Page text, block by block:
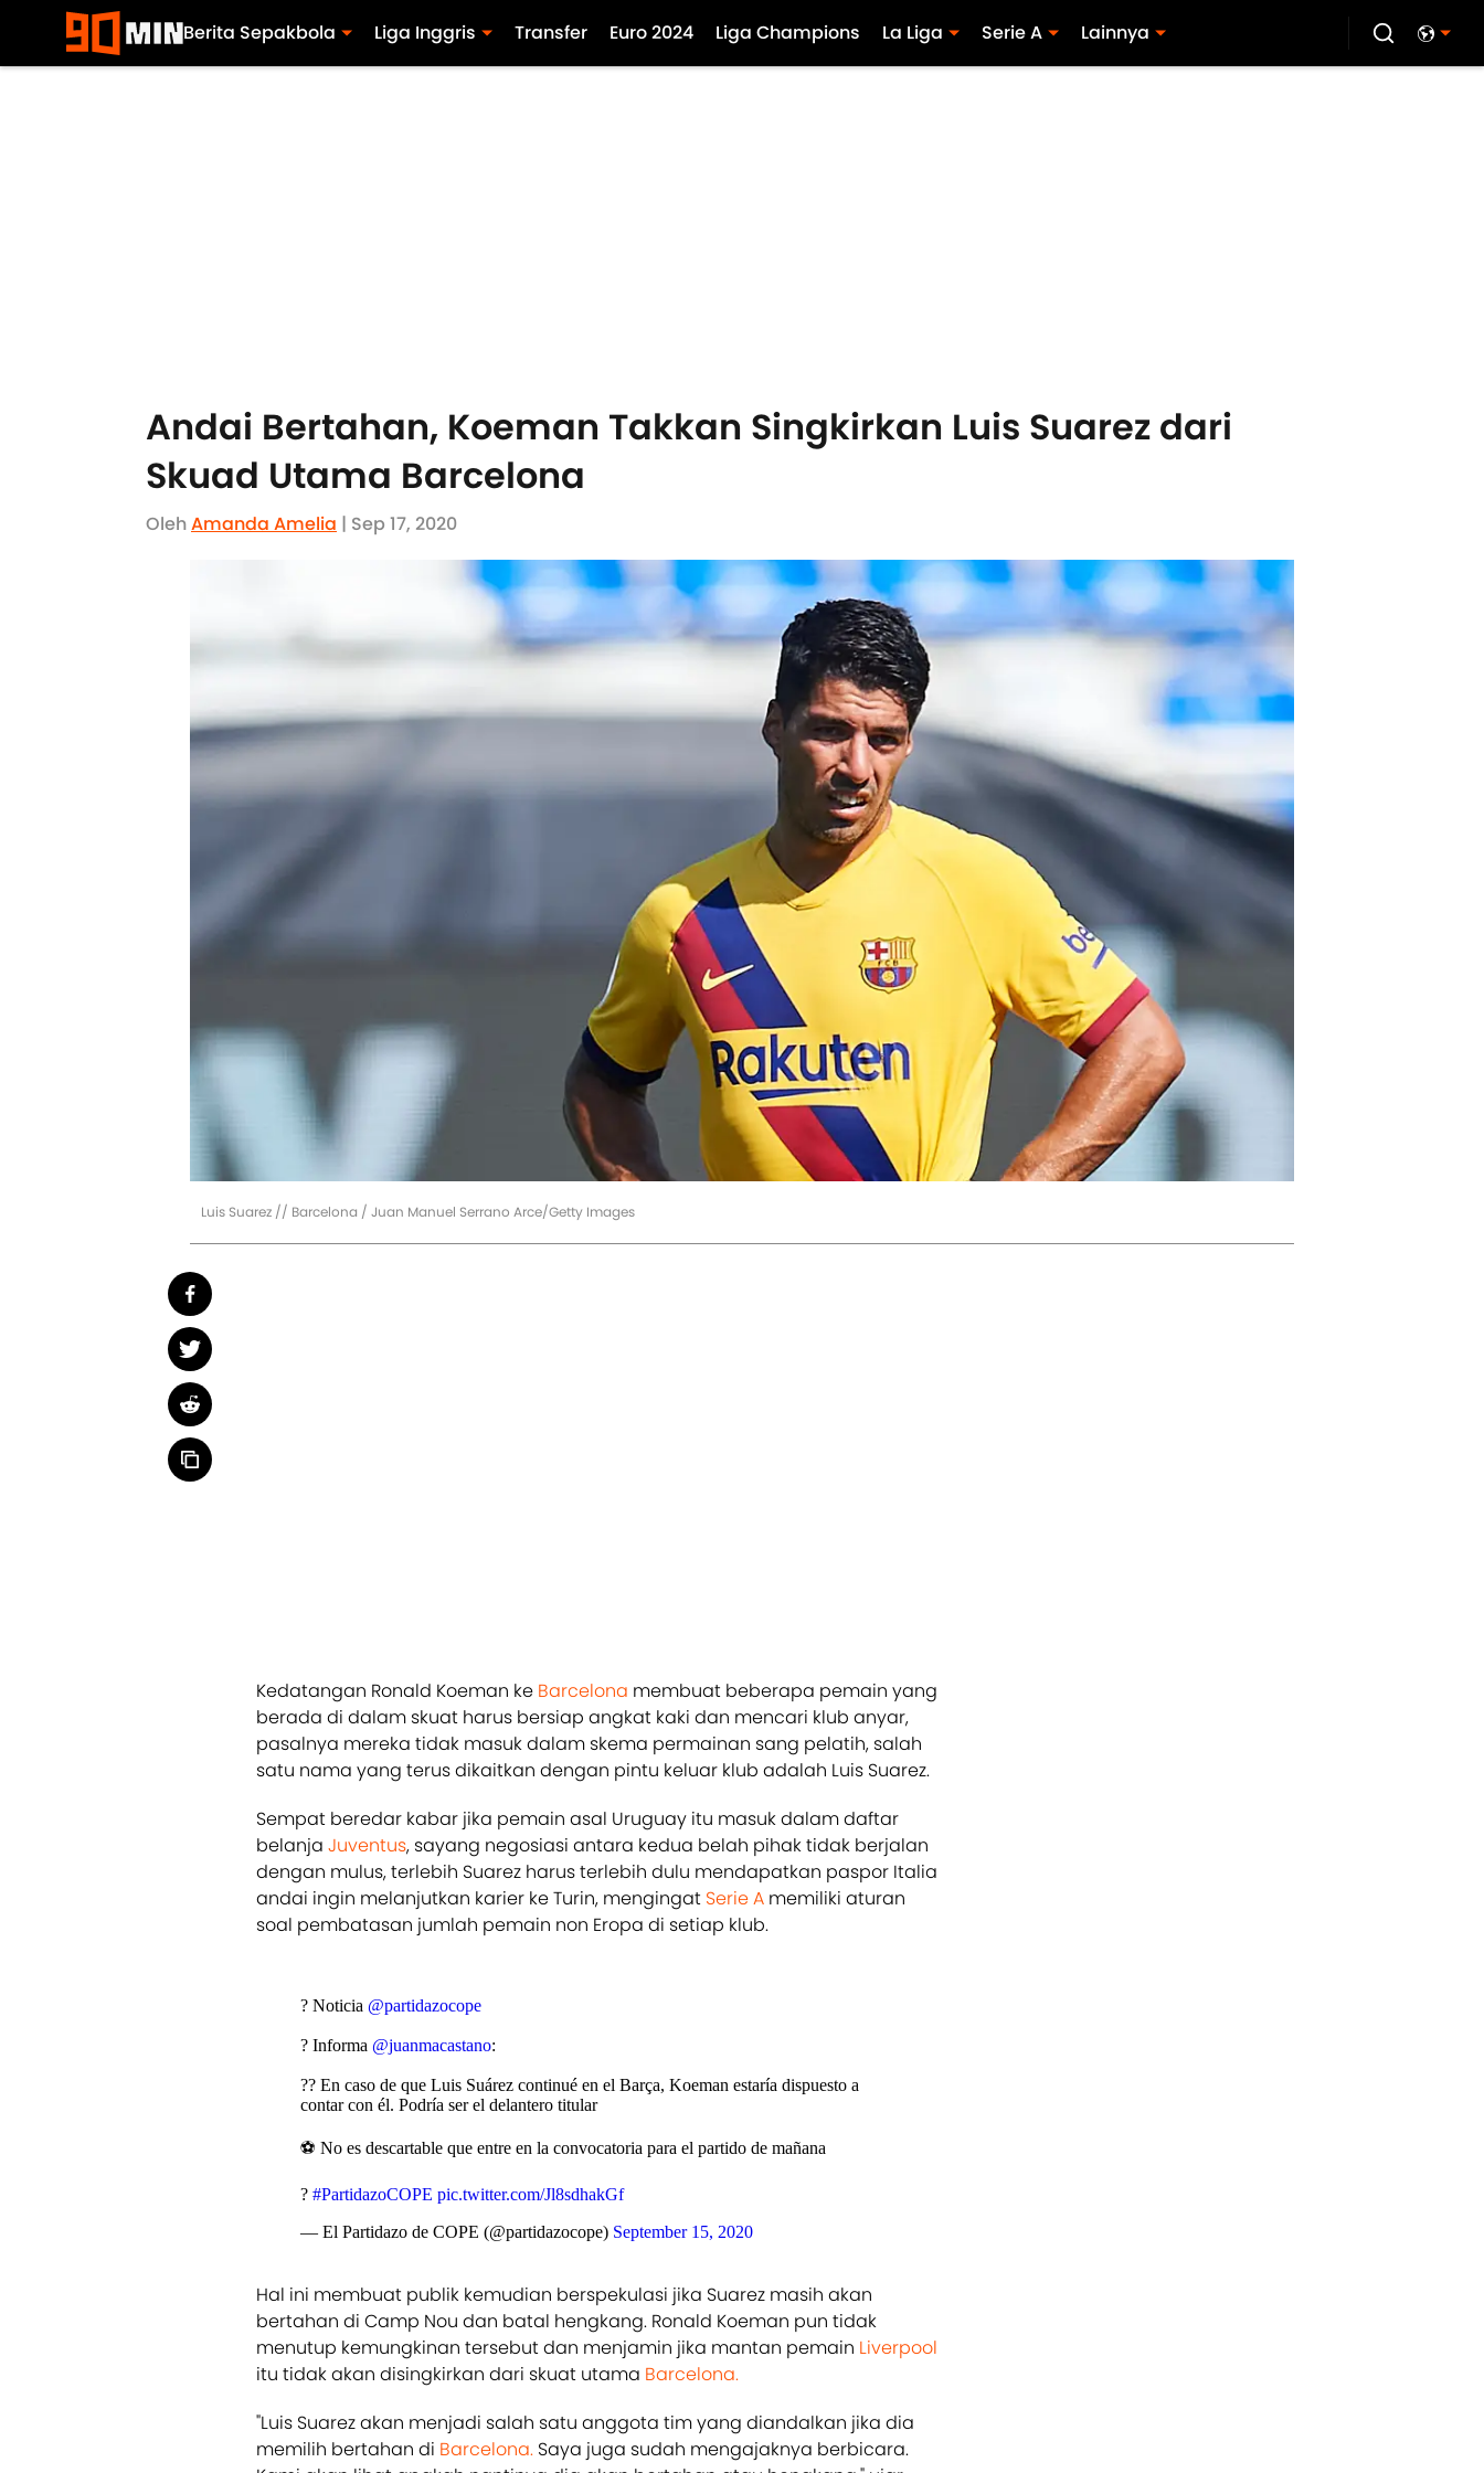
Berita Sepakbola Liga Inggris Transfer Euro 2024 Liga Champions La Liga Serie A Lainnya
Andai Bertahan, Koeman Takkan Singkirkan Luis Suarez dari
Skuad Utama Barcelona
OlehAmanda Amelia | Sep 17, 2020
Luis Suarez // Barcelona / Juan Manuel Serrano Arce/Getty Images
Kedatangan Ronald Koeman ke Barcelona membuat beberapa pemain yang
berada di dalam skuat harus bersiap angkat kaki dan mencari klub anyar,
pasalnya mereka tidak masuk dalam skema permainan sang pelatih, salah
satu nama yang terus dikaitkan dengan pintu keluar klub adalah Luis Suarez.
Sempat beredar kabar jika pemain asal Uruguay itu masuk dalam daftar
belanja Juventus, sayang negosiasi antara kedua belah pihak tidak berjalan
dengan mulus, terlebih Suarez harus terlebih dulu mendapatkan paspor Italia
andai ingin melanjutkan karier ke Turin, mengingat Serie A memiliki aturan
soal pembatasan jumlah pemain non Eropa di setiap klub.
? Noticia @partidazocope
? Informa @juanmacastano:
?? En caso de que Luis Suárez continué en el Barça, Koeman estaría dispuesto a
contar con él. Podría ser el delantero titular
⚽️ No es descartable que entre en la convocatoria para el partido de mañana
? #PartidazoCOPE pic.twitter.com/Jl8sdhakGf
— El Partidazo de COPE (@partidazocope) September 15, 2020
Hal ini membuat publik kemudian berspekulasi jika Suarez masih akan
bertahan di Camp Nou dan batal hengkang. Ronald Koeman pun tidak
menutup kemungkinan tersebut dan menjamin jika mantan pemain Liverpool
itu tidak akan disingkirkan dari skuat utama Barcelona.
"Luis Suarez akan menjadi salah satu anggota tim yang diandalkan jika dia
memilih bertahan di Barcelona. Saya juga sudah mengajaknya berbicara.